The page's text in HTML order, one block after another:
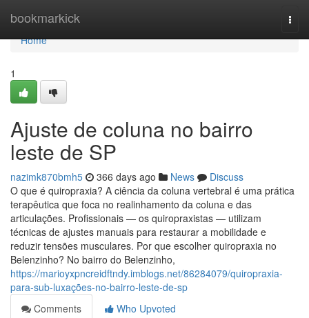
bookmarkick
Home
Home
1
Ajuste de coluna no bairro
leste de SP
nazimk870bmh5 366 days ago News
Discuss
O que é quiropraxia? A ciência da coluna vertebral é uma prática
terapêutica que foca no realinhamento da coluna e das
articulações. Profissionais — os quiropraxistas — utilizam
técnicas de ajustes manuais para restaurar a mobilidade e
reduzir tensões musculares. Por que escolher quiropraxia no
Belenzinho? No bairro do Belenzinho,
https://marioyxpncreidftndy.imblogs.net/86284079/quiropraxia-
para-sub-luxações-no-bairro-leste-de-sp
Comments
Who Upvoted